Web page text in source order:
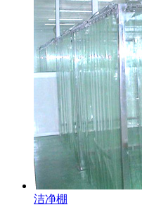
洁净棚